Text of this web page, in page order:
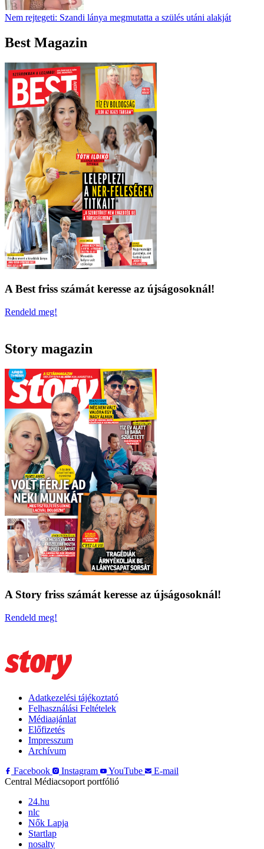
Nem rejtegeti: Szandi lánya megmutatta a szülés utáni alakját
Best Magazin
A Best friss számát keresse az újságosoknál!
Rendeld meg!
Story magazin
A Story friss számát keresse az újságosoknál!
Rendeld meg!
Adatkezelési tájékoztató
Felhasználási Feltételek
Médiaajánlat
Előfizetés
Impresszum
Archívum
Facebook
Instagram YouTube
E-mail
Central Médiacsoport portfólió
24.hu
nlc
Nők Lapja
Startlap
nosalty